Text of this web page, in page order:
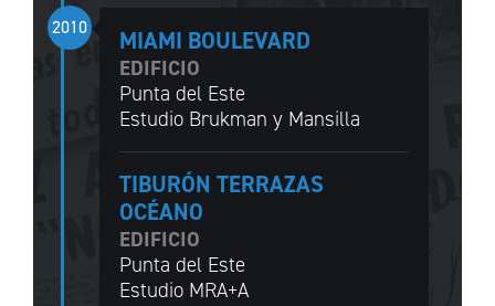
2010 MIAMI BOULEVARD
EDIFICIO
Punta del Este
Estudio Brukman y Mansilla
TIBURÓN TERRAZAS
OCÉANO
EDIFICIO
Punta del Este
Estudio MRA+A